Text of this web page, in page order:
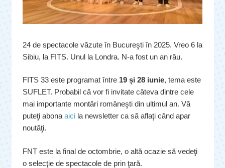
24 de spectacole văzute în Bucureşti în 2025. Vreo 6 la
Sibiu, la FITS. Unul la Londra. N-a fost un an rău.
FITS 33 este programat între 19 și 28 iunie, tema este
SUFLET. Probabil că vor fi invitate câteva dintre cele
mai importante montări româneşti din ultimul an. Vă
puteţi abona aici la newsletter ca să aflaţi când apar
noutăţi.
FNT este la final de octombrie, o altă ocazie să vedeţi
o selecţie de spectacole de prin ţară.